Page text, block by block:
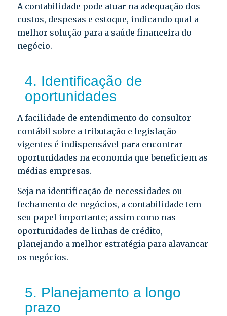
A contabilidade pode atuar na adequação dos
custos, despesas e estoque, indicando qual a
melhor solução para a saúde financeira do
negócio.
4. Identificação de
oportunidades
A facilidade de entendimento do consultor
contábil sobre a tributação e legislação
vigentes é indispensável para encontrar
oportunidades na economia que beneficiem as
médias empresas.
Seja na identificação de necessidades ou
fechamento de negócios, a contabilidade tem
seu papel importante; assim como nas
oportunidades de linhas de crédito,
planejando a melhor estratégia para alavancar
os negócios.
5. Planejamento a longo
prazo